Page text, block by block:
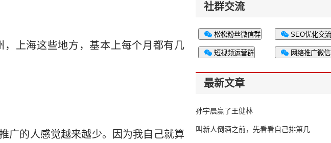
上海这些地方，基本上每个月都有几
广的人感觉越来越少。因为我自己就算
社群交流
松松粉丝微信群 SEO优化交
短视频运营群 网络推广微
最新文章
孙宇晨赢了王健林
叫新人倒酒之前，先看看自己排第几